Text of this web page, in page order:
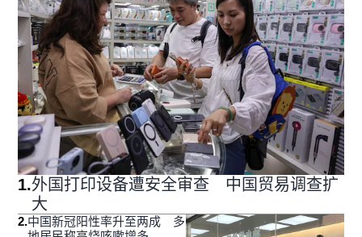
1.外国打印设备遭安全审查 中国贸易调查扩
大
2.中国新冠阳性率升至两成 多